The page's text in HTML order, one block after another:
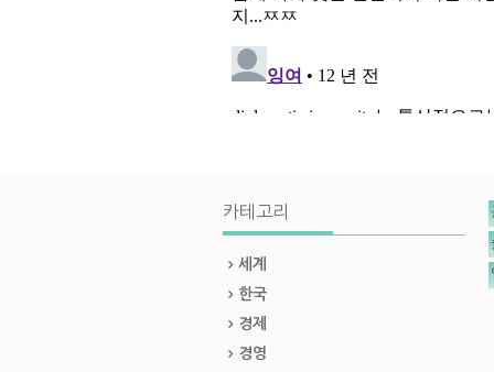
카테고리
세계
한국
경제
경영